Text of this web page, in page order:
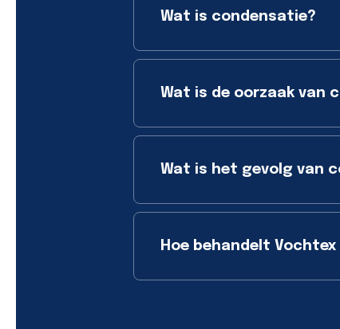
Wat is condensatie?
Wat is de oorzaak van
Wat is het gevolg van
Hoe behandelt